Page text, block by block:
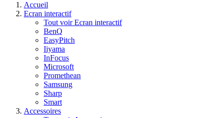
Accueil
Ecran interactif
Tout voir Ecran interactif
BenQ
EasyPitch
Iiyama
InFocus
Microsoft
Promethean
Samsung
Sharp
Smart
Accessoires